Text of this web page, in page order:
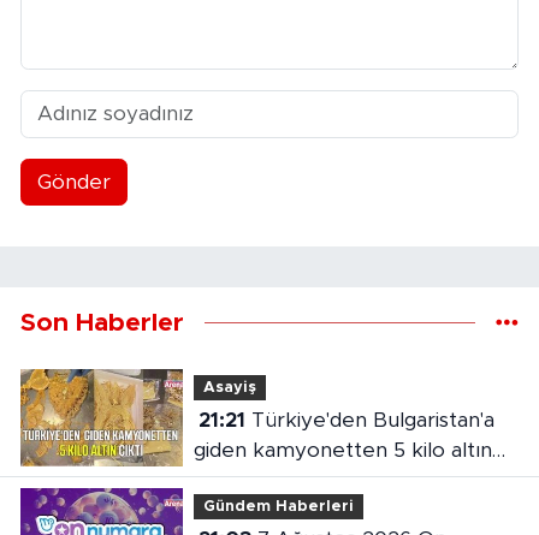
Gönder
Son Haberler
Asayiş
21:21
giden kamyonetten 5 kilo altın
çıktı
Gündem Haberleri